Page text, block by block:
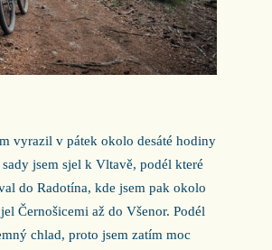
vyrazil v pátek okolo desáté hodiny
jsem sjel k Vltavě, podél které
do Radotína, kde jsem pak okolo
Černošicemi až do Všenor. Podél
chlad, proto jsem zatím moc